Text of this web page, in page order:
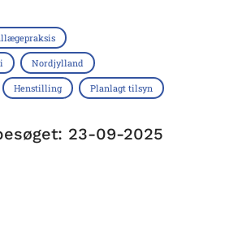
Nordjylland
Henstilling Planlagt tilsyn
23-09-2025